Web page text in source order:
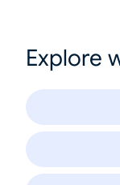
Explore